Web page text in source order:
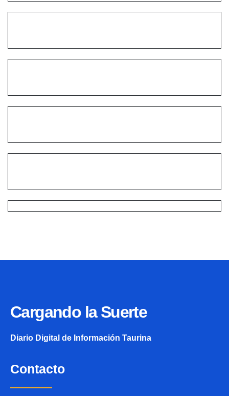
Cargando la Suerte
Diario Digital de Información Taurina
Contacto